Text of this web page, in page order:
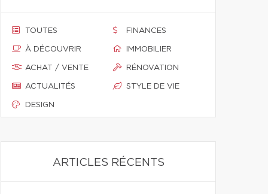
TOUTES
À DÉCOUVRIR
ACHAT / VENTE
ACTUALITÉS
DESIGN
FINANCES
IMMOBILIER
RÉNOVATION
STYLE DE VIE
ARTICLES RÉCENTS